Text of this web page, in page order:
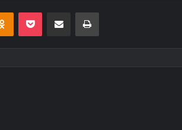
Odnoklassniki
Pocket E-Posta ile paylaş Yazdır